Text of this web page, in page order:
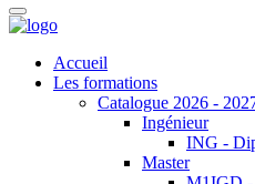
Accueil
Les formations
Catalogue 2026 -
Ingénieur
ING -
Master